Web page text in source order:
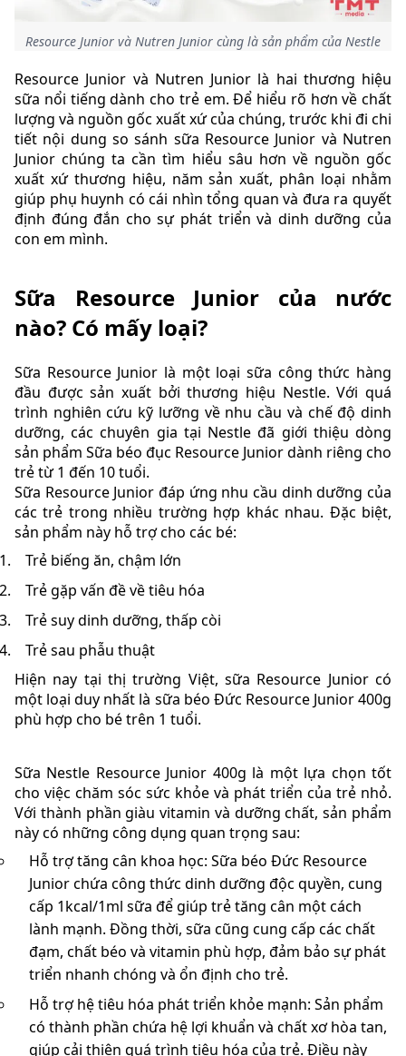
Resource Junior và Nutren Junior cùng là sản phẩm của Nestle
Resource Junior và Nutren Junior là hai thương hiệu
sữa nổi tiếng dành cho trẻ em. Để hiểu rõ hơn về chất
lượng và nguồn gốc xuất xứ của chúng, trước khi đi chi
tiết nội dung so sánh sữa Resource Junior và Nutren
Junior chúng ta cần tìm hiểu sâu hơn về nguồn gốc
xuất xứ thương hiệu, năm sản xuất, phân loại nhằm
giúp phụ huynh có cái nhìn tổng quan và đưa ra quyết
định đúng đắn cho sự phát triển và dinh dưỡng của
con em mình.
Sữa Resource Junior của nước
nào? Có mấy loại?
Sữa Resource Junior là một loại sữa công thức hàng
đầu được sản xuất bởi thương hiệu Nestle. Với quá
trình nghiên cứu kỹ lưỡng về nhu cầu và chế độ dinh
dưỡng, các chuyên gia tại Nestle đã giới thiệu dòng
sản phẩm Sữa béo đục Resource Junior dành riêng cho
trẻ từ 1 đến 10 tuổi.
Sữa Resource Junior đáp ứng nhu cầu dinh dưỡng của
các trẻ trong nhiều trường hợp khác nhau. Đặc biệt,
sản phẩm này hỗ trợ cho các bé:
Trẻ biếng ăn, chậm lớn
Trẻ gặp vấn đề về tiêu hóa
Trẻ suy dinh dưỡng, thấp còi
Trẻ sau phẫu thuật
Hiện nay tại thị trường Việt, sữa Resource Junior có
một loại duy nhất là sữa béo Đức Resource Junior 400g
phù hợp cho bé trên 1 tuổi.
Sữa Nestle Resource Junior 400g là một lựa chọn tốt
cho việc chăm sóc sức khỏe và phát triển của trẻ nhỏ.
Với thành phần giàu vitamin và dưỡng chất, sản phẩm
này có những công dụng quan trọng sau:
Hỗ trợ tăng cân khoa học: Sữa béo Đức Resource
Junior chứa công thức dinh dưỡng độc quyền, cung
cấp 1kcal/1ml sữa để giúp trẻ tăng cân một cách
lành mạnh. Đồng thời, sữa cũng cung cấp các chất
đạm, chất béo và vitamin phù hợp, đảm bảo sự phát
triển nhanh chóng và ổn định cho trẻ.
Hỗ trợ hệ tiêu hóa phát triển khỏe mạnh: Sản phẩm
có thành phần chứa hệ lợi khuẩn và chất xơ hòa tan,
giúp cải thiện quá trình tiêu hóa của trẻ. Điều này